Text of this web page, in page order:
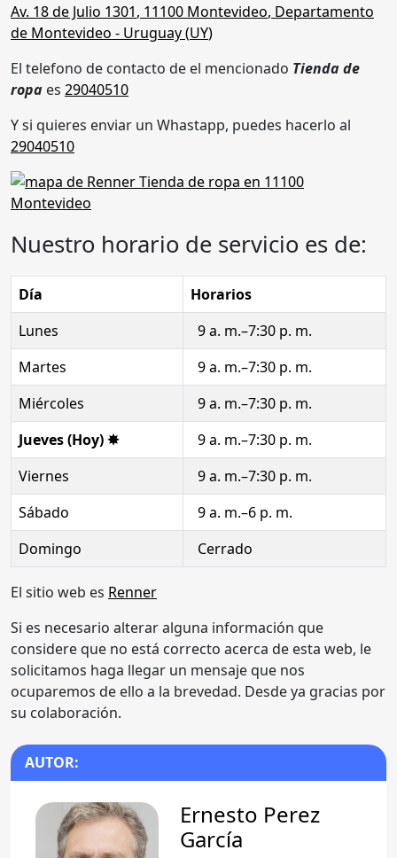
Av. 18 de Julio 1301, 11100 Montevideo, Departamento
de Montevideo - Uruguay (UY)
El telefono de contacto de el mencionado Tienda de
ropa es 29040510
Y si quieres enviar un Whastapp, puedes hacerlo al
29040510
Nuestro horario de servicio es de:
Día
Horarios
Lunes
9 a. m.–7:30 p. m.
Martes
9 a. m.–7:30 p. m.
Miércoles
9 a. m.–7:30 p. m.
Jueves (Hoy) ✸
9 a. m.–7:30 p. m.
Viernes
9 a. m.–7:30 p. m.
Sábado
9 a. m.–6 p. m.
Domingo
Cerrado
El sitio web es Renner
Si es necesario alterar alguna información que
considere que no está correcto acerca de esta web, le
solicitamos haga llegar un mensaje que nos
ocuparemos de ello a la brevedad. Desde ya gracias por
su colaboración.
AUTOR:
Ernesto Perez
García